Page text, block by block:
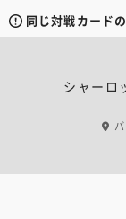
同じ対戦カード
シャーロ